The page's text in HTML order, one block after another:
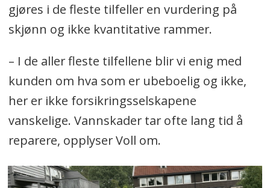
gjøres i de fleste tilfeller en vurdering på
skjønn og ikke kvantitative rammer.
– I de aller fleste tilfellene blir vi enig med
kunden om hva som er ubeboelig og ikke,
her er ikke forsikringsselskapene
vanskelige. Vannskader tar ofte lang tid å
reparere, opplyser Voll om.